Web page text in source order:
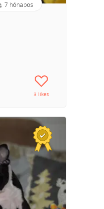
7 hónapos
3 likes